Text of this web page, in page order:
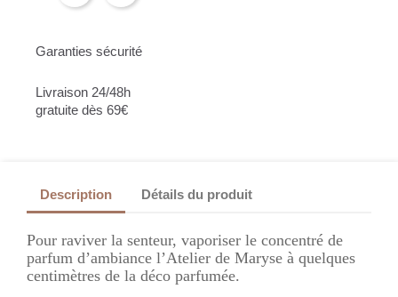
Garanties sécurité
Livraison 24/48h
gratuite dès 69€
Description Détails du produit
Pour raviver la senteur, vaporiser le concentré de
parfum d’ambiance l’Atelier de Maryse à quelques
centimètres de la déco parfumée.